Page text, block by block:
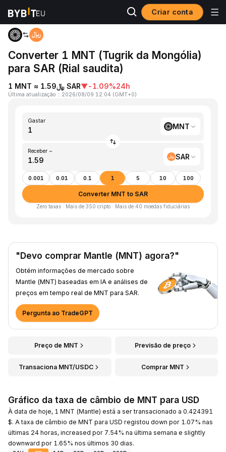
Criar conta
Página inicial
Converter 1 MNT (Tugrik da Mongólia)
para SAR (Rial saudita)
1 MNT ≈ ﷼1.59 SAR▼-1.09%24h
Última atualização ： 2026/08/09 12:04 (GMT+0)
Gastar
MNT
Receber ~
SAR
0.001 0.01 0.1 1 5 10 100
Converter MNT to SAR
Zero taxas · Mais de 350 cripto · Mais de 40 moedas fiduciárias
"Devo comprar Mantle (MNT) agora?"
Obtém informações de mercado sobre
Mantle (MNT) baseadas em IA e análises de
preços em tempo real de MNT para SAR.
Pergunta ao TradeGPT
Preço de MNT Previsão de preço
Transaciona MNT/USDC Comprar MNT
Gráfico da taxa de câmbio de MNT para USD
À data de hoje, 1 MNT (Mantle) está a ser transacionado a 0.424391
$. A taxa de câmbio de MNT para USD registou down por 1.07% nas
últimas 24 horas, increased por 7.54% na última semana e slightly
downward por 1.65% nos últimos 30 dias.